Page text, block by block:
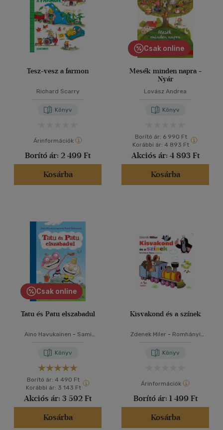
Tesz-vesz a farmon
Richard Scarry
Könyv
Árinformációk
Borító ár: 2 499 Ft
Kosárba
Csak online
Mesék minden napra -
Nyár
Lovász Andrea
Könyv
Borító ár: 6 990 Ft
Korábbi ár: 4 893 Ft
Akciós ár: 4 893 Ft
Kosárba
Csak online
Tatu és Patu elszabadul
Aino Havukainen - Sami
Könyv
Borító ár: 4 490 Ft
Korábbi ár: 3 143 Ft
Akciós ár: 3 592 Ft
Kosárba
Kisvakond és a színek
Zdenek Miler - Romhányi
Könyv
Árinformációk
Borító ár: 1 499 Ft
Kosárba